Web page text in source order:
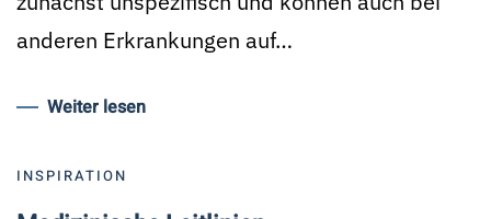
anderen Erkrankungen auf…
Weiter lesen
INSPIRATION